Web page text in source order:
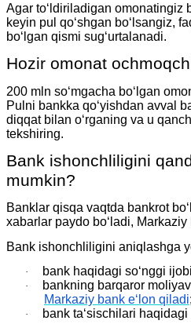
Agar toʻldiriladigan omonatingiz
keyin pul qoʻshgan boʻlsangiz,
boʻlgan qismi sugʻurtalanadi.
Hozir omonat
200 mln soʻmgacha boʻlgan
Pulni bankka qoʻyishdan avval
diqqat bilan oʻrganing va u
tekshiring.
Bank ishonchliligini
mumkin?
Banklar qisqa vaqtda bankrot
xabarlar paydo boʻladi,
Bank ishonchliligini aniqlashga
· bank haqidagi soʻnggi
· bankning barqaror
Markaziy bank eʻlon qiladi;
·
bank taʻsischilari haqidagi